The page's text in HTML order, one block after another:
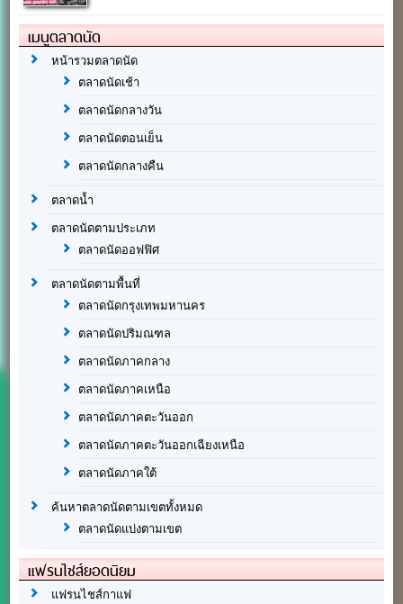
เมนูตลาดนัด
หน้ารวมตลาดนัด
ตลาดนัดเช้า
ตลาดนัดกลางวัน
ตลาดนัดตอนเย็น
ตลาดนัดกลางคืน
ตลาดน้ำ
ตลาดนัดตามประเภท
ตลาดนัดออฟฟิศ
ตลาดนัดตามพื้นที่
ตลาดนัดกรุงเทพมหานคร
ตลาดนัดปริมณฑล
ตลาดนัดภาคกลาง
ตลาดนัดภาคเหนือ
ตลาดนัดภาคตะวันออก
ตลาดนัดภาคตะวันออกเฉียงเหนือ
ตลาดนัดภาคใต้
ค้นหาตลาดนัดตามเขตทั้งหมด
ตลาดนัดแบ่งตามเขต
แฟรนไชส์ยอดนิยม
แฟรนไชส์กาแฟ